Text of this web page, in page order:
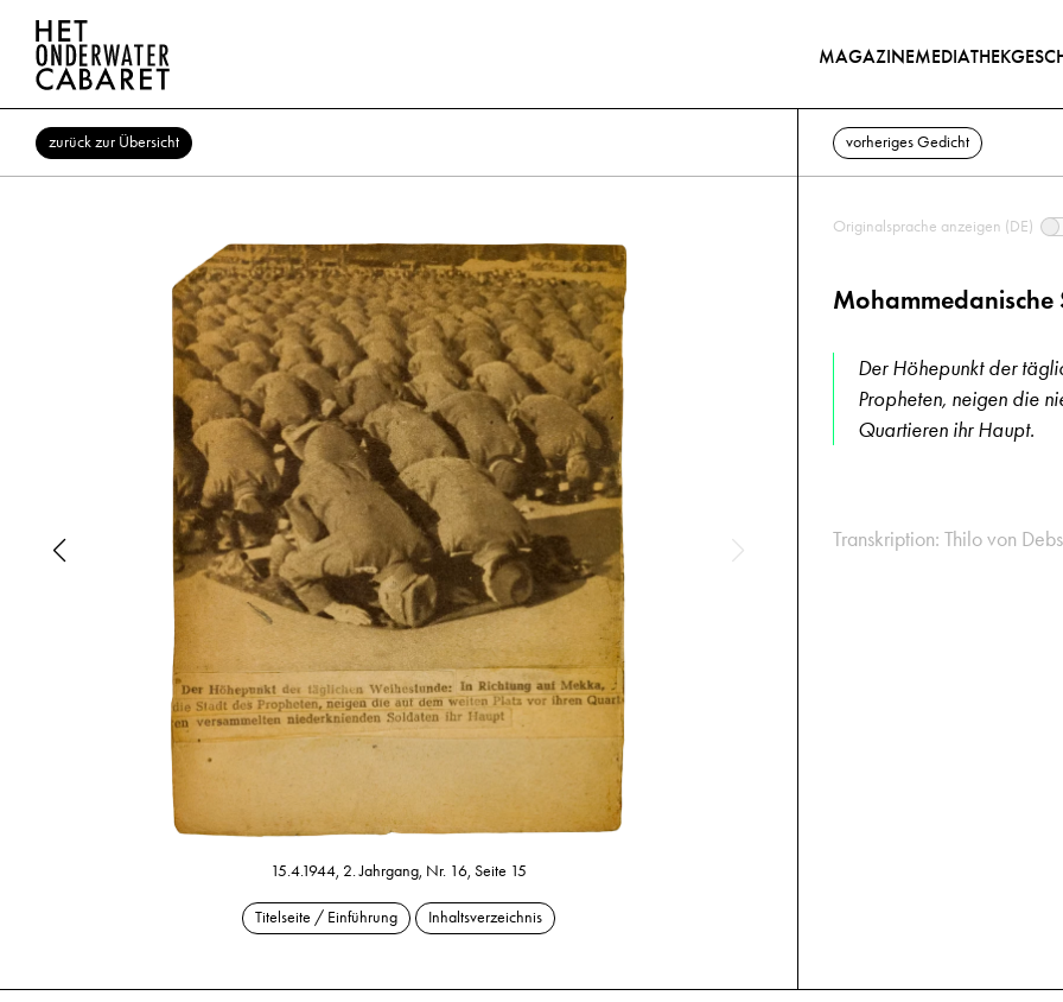
MAGAZINEMEDIATHEK
zurück zur Übersicht
15.4.1944, 2. Jahrgang, Nr. 16, Seite 15
Titelseite / Einführung Inhaltsverzeichnis
vorheriges Gedicht
Originalsprache anzeigen (DE)
Mohammedanische
Der Höhepunkt der
Propheten, neigen die
Quartieren ihr Haupt.
Transkription: Thilo von